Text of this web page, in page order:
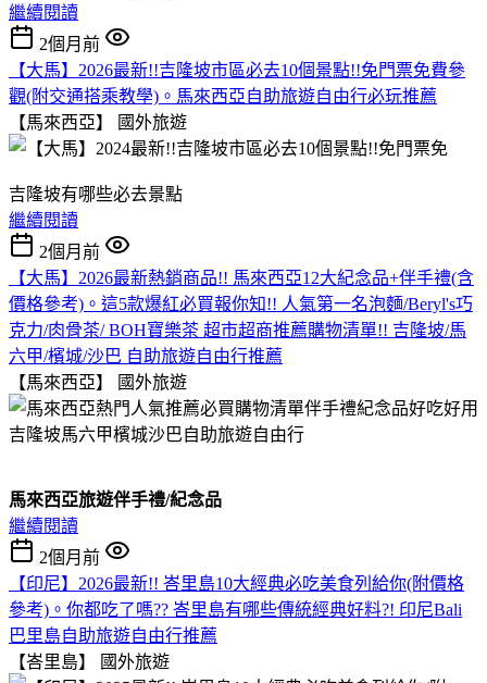
繼續閱讀
2個月前
【大馬】2026最新!!吉隆坡市區必去10個景點!!免門票免費參
觀(附交通搭乘教學)。馬來西亞自助旅遊自由行必玩推薦
【馬來西亞】
國外旅遊
吉隆坡有哪些必去景點
繼續閱讀
2個月前
【大馬】2026最新熱銷商品!! 馬來西亞12大紀念品+伴手禮(含
價格參考)。這5款爆紅必買報你知!! 人氣第一名泡麵/Beryl's巧
克力/肉骨茶/ BOH寶樂茶 超市超商推薦購物清單!! 吉隆坡/馬
六甲/檳城/沙巴 自助旅遊自由行推薦
【馬來西亞】
國外旅遊
馬來西亞旅遊伴手禮/紀念品
繼續閱讀
2個月前
【印尼】2026最新!! 峇里島10大經典必吃美食列給你(附價格
參考)。你都吃了嗎?? 峇里島有哪些傳統經典好料?! 印尼Bali
巴里島自助旅遊自由行推薦
【峇里島】
國外旅遊